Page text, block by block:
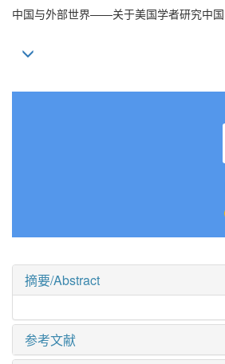
中国与外部世界——关于美国学者研究中
摘要/Abstract
参考文献